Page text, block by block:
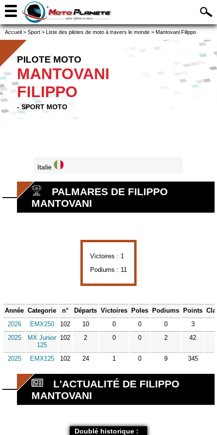
Accueil > Sport > Liste des pilotes de moto à travers le monde > Mantovani Filippo
PILOTE MOTO
MANTOVANI
FILIPPO
- SPORT MOTO
Italie
PALMARES DE FILIPPO
MANTOVANI
Victoires : 1
Podiums : 11
Année Categorie n° Départs Victoires Poles Podiums Points
2026
EMX250 102 10 0 0 0
3
2025
MX Junior
125
102 2 0 0 2 42
2025 EMX125 102 24 1 0 9 345
L'ACTUALITÉ DE FILIPPO
MANTOVANI
Doublé historique :